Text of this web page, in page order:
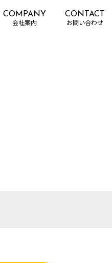
COMPANY CONTACT